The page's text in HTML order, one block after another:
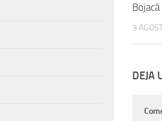
Bojacá
3
DEJA